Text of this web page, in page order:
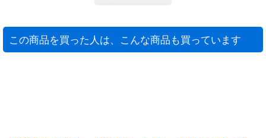
この商品を買った人は、こんな商品も買っています